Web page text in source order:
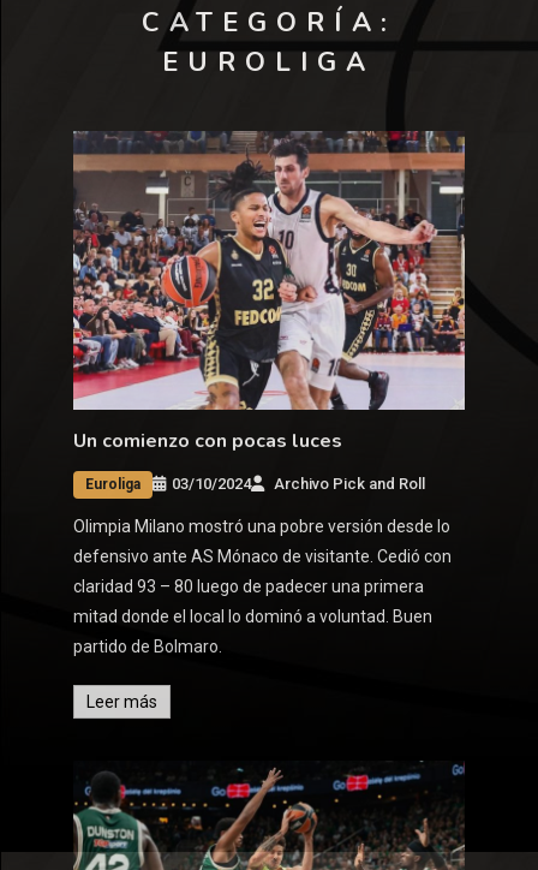
CATEGORÍA:
EUROLIGA
Un comienzo con pocas luces
Euroliga 03/10/2024 Archivo Pick and Roll
Olimpia Milano mostró una pobre versión desde lo
defensivo ante AS Mónaco de visitante. Cedió con
claridad 93 – 80 luego de padecer una primera
mitad donde el local lo dominó a voluntad. Buen
partido de Bolmaro.
Leer más